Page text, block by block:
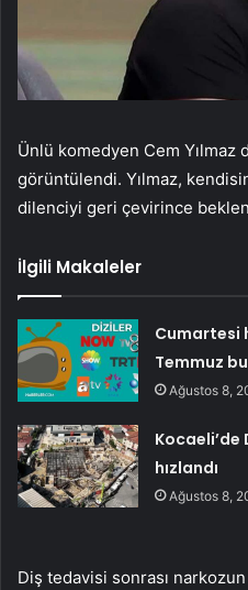
Ünlü komedyen Cem Yılmaz
görüntülendi. Yılmaz,
dilenciyi geri çevirince
İlgili Makaleler
Cumartesi
Temmuz
Ağustos 8,
Kocaeli’de
hızlandı
Ağustos 8,
Diş tedavisi sonrası